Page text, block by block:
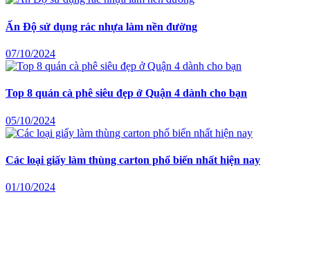
Ấn Độ sử dụng rác nhựa làm nền đường
07/10/2024
Top 8 quán cà phê siêu đẹp ở Quận 4 dành cho bạn
05/10/2024
Các loại giấy làm thùng carton phổ biến nhất hiện nay
01/10/2024